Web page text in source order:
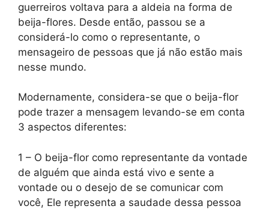
guerreiros voltava para a aldeia na forma de
beija-flores. Desde então, passou se a
considerá-lo como o representante, o
mensageiro de pessoas que já não estão mais
nesse mundo.
Modernamente, considera-se que o beija-flor
pode trazer a mensagem levando-se em conta
3 aspectos diferentes:
1 – O beija-flor como representante da vontade
de alguém que ainda está vivo e sente a
vontade ou o desejo de se comunicar com
você, Ele representa a saudade dessa pessoa